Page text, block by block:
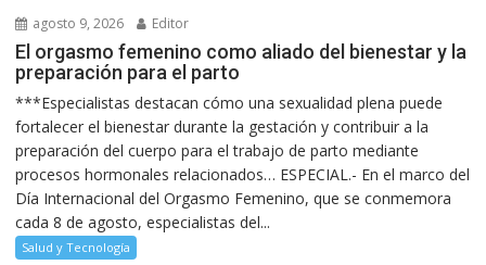
agosto 9, 2026 Editor
El orgasmo femenino como aliado del bienestar y la
preparación para el parto
***Especialistas destacan cómo una sexualidad plena puede
fortalecer el bienestar durante la gestación y contribuir a la
preparación del cuerpo para el trabajo de parto mediante
procesos hormonales relacionados… ESPECIAL.- En el marco del
Día Internacional del Orgasmo Femenino, que se conmemora
cada 8 de agosto, especialistas del...
Salud y Tecnología